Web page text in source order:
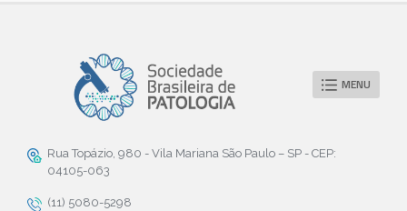
MENU
Rua Topázio, 980 - Vila Mariana São Paulo – SP - CEP:
04105-063
(11) 5080-5298